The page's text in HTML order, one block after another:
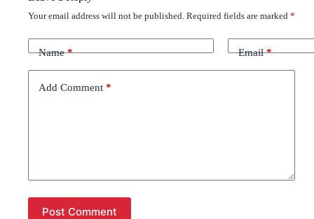
Your email address will not be published. Required fields are marked *
Name* Email*
Add Comment *
Post Comment